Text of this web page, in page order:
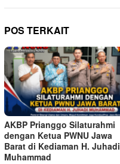
POS TERKAIT
AKBP Prianggo Silaturahmi
dengan Ketua PWNU Jawa
Barat di Kediaman H. Juhadi
Muhammad